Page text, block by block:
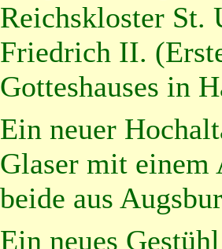
Reichskloster
Friedrich II.
Gotteshauses in
Ein neuer
Glaser mit einem
beide aus
Ein neues